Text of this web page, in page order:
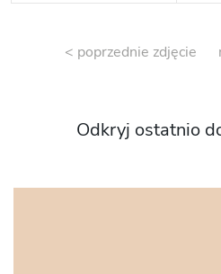
< poprzednie zdjęcie
Odkryj ostatnio